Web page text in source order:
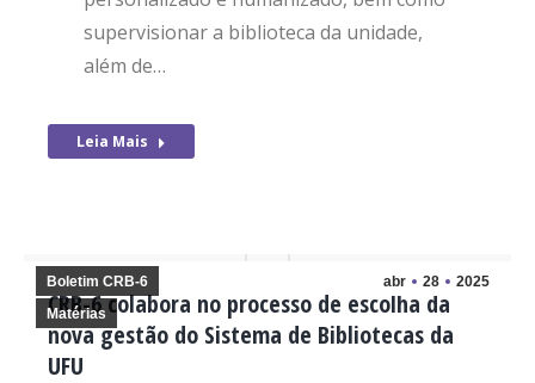
supervisionar a biblioteca da unidade,
além de…
Leia Mais
abr 28 2025
Boletim CRB-6
Matérias
CRB-6 colabora no processo de escolha da
nova gestão do Sistema de Bibliotecas da
UFU